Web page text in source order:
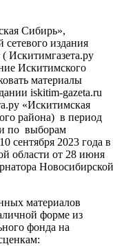
Сибирь»,
издания
Искитимгазета.ру
Искитимского
материалы
iskitim-gazeta.ru
«Искитимская
района) в период
по выборам
сентября 2023 года в
области от 28 июня
Новосибирской
материалов
форме из
фонда на